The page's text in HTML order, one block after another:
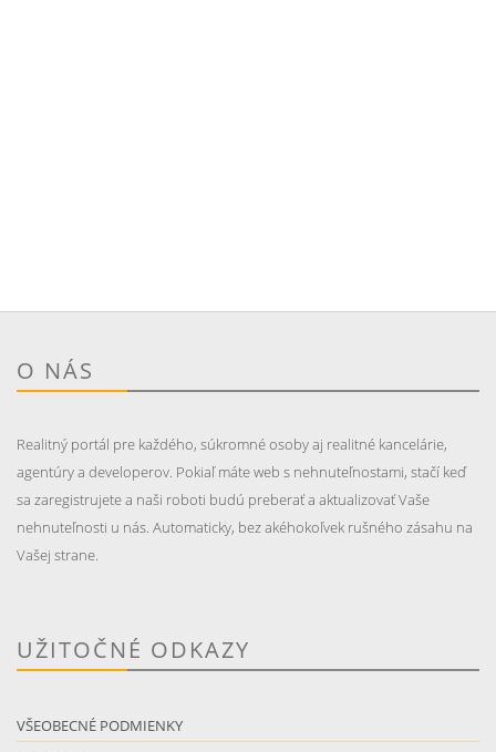
O NÁS
Realitný portál pre každého, súkromné osoby aj realitné kancelárie,
agentúry a developerov. Pokiaľ máte web s nehnuteľnostami, stačí keď
sa zaregistrujete a naši roboti budú preberať a aktualizovať Vaše
nehnuteľnosti u nás. Automaticky, bez akéhokoľvek rušného zásahu na
Vašej strane.
UŽITOČNÉ ODKAZY
VŠEOBECNÉ PODMIENKY